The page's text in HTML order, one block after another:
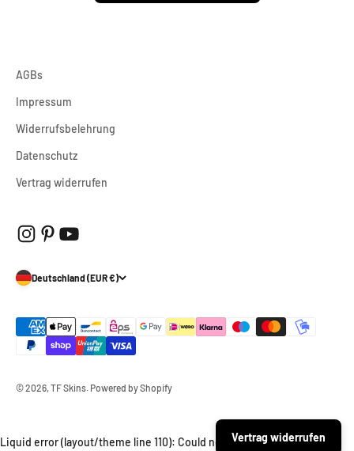
AGBs
Impressum
Widerrufsbelehrung
Datenschutz
Vertrag widerrufen
Deutschland (EUR €)
© 2026, TF Skins. Powered by Shopify
Liquid error (layout/theme line 110): Could not find assetVertrag widerrufen